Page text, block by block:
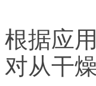
根据应
对从干